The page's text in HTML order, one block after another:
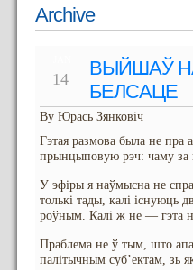
Archive
14
ВЫЙШАЎ
БЕЛСАЦЕ
By Юрась Зянковіч
Гэтая размова была не пра
прынцыповую рэч: чаму за
У эфіры я наўмысна не
толькі тады, калі існуюць
роўным. Калі ж не — гэта
Праблема не ў тым, што
палітычным суб’ектам, зь